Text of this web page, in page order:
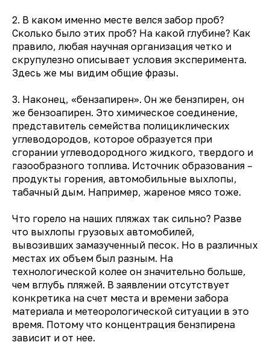
2. В каком именно месте велся забор проб?
Сколько было этих проб? На какой глубине? Как
правило, любая научная организация четко и
скрупулезно описывает условия эксперимента.
Здесь же мы видим общие фразы.
3. Наконец, «бензапирен». Он же бензпирен, он
же бензоапирен. Это химическое соединение,
представитель семейства полициклических
углеводородов, которое образуется при
сгорании углеводородного жидкого, твердого и
газообразного топлива. Источник образования –
продукты горения, автомобильные выхлопы,
табачный дым. Например, жареное мясо тоже.
Что горело на наших пляжах так сильно? Разве
что выхлопы грузовых автомобилей,
вывозивших замазученный песок. Но в различных
местах их объем был разным. На
технологической колее он значительно больше,
чем вглубь пляжей. В заявлении отсутствует
конкретика на счет места и времени забора
материала и метеорологической ситуации в это
время. Потому что концентрация бензпирена
зависит и от нее.